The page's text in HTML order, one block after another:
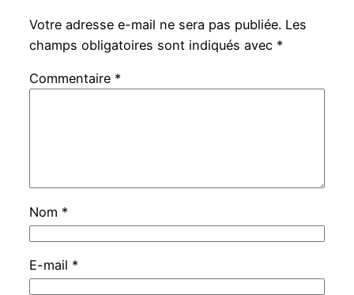
Votre adresse e-mail ne sera pas publiée. Les
champs obligatoires sont indiqués avec *
Commentaire *
Nom *
E-mail *